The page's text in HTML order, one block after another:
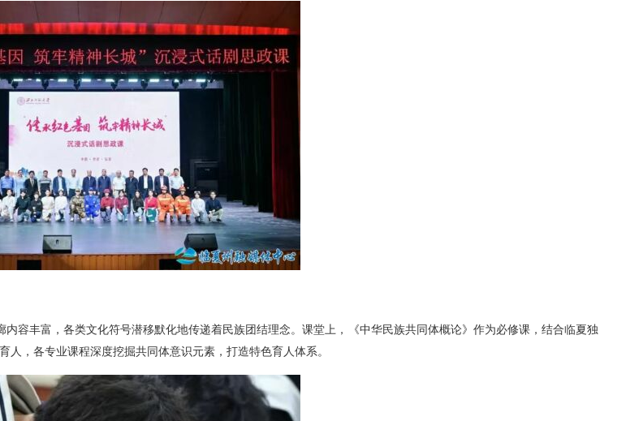
容丰富，各类文化符号潜移默化地传递着民族团结理念。课堂上，《中华民族共同体概论》作为必修课，结合临夏独
，各专业课程深度挖掘共同体意识元素，打造特色育人体系。